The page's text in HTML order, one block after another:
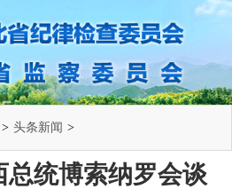
> 头条新闻 >
总统博索纳罗会谈